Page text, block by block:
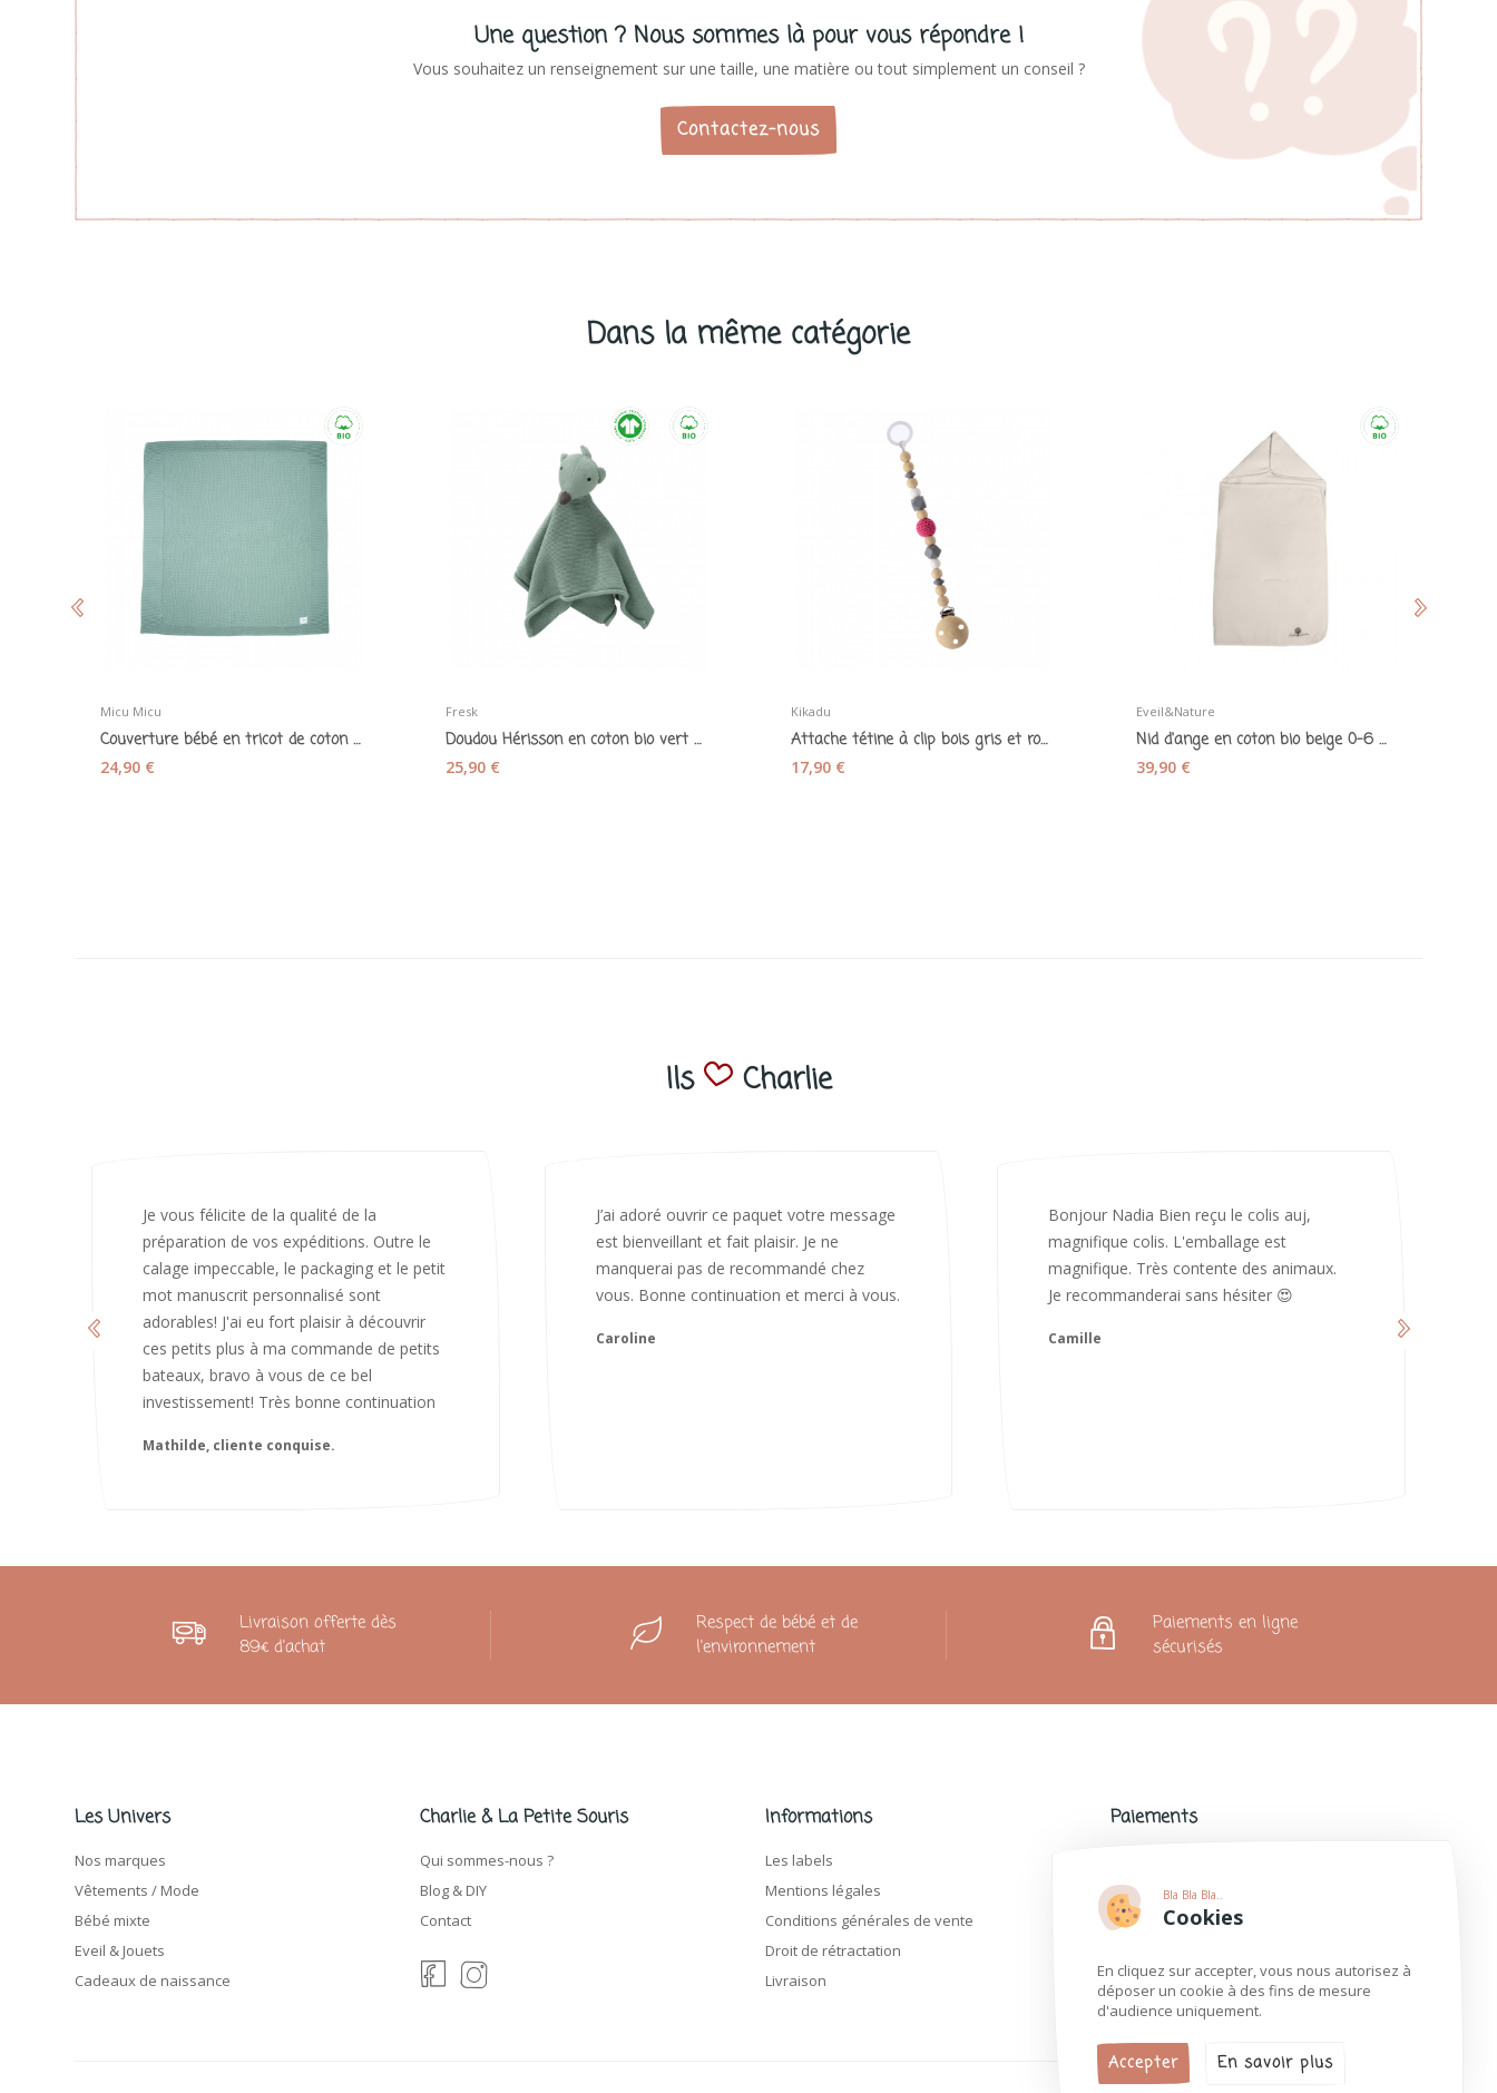
Bla Bla Bla..
Cookies
En cliquez sur accepter, vous nous autorisez à
déposer un cookie à des fins de mesure
d'audience uniquement.
Accepter En savoir plus
Une question ? Nous sommes là pour vous répondre !
Vous souhaitez un renseignement sur une taille, une matière ou tout simplement un conseil ?
Contactez-nous
Dans la même catégorie
Micu Micu
Couverture bébé en tricot de coton bio vert...
24,90 €
Fresk
Doudou Hérisson en coton bio vert sauge - Fresk
25,90 €
Kikadu
Attache tétine à clip bois gris et rose - Kikadu
17,90 €
Eveil&Nature
Nid d'ange en coton bio beige 0-6 mois -...
39,90 €
Ils Charlie
J’ai adoré ouvrir ce paquet votre message
est bienveillant et fait plaisir. Je ne
manquerai pas de recommandé chez
vous. Bonne continuation et merci à vous.
Bonjour Nadia Bien reçu le colis auj,
magnifique colis. L'emballage est
magnifique. Très contente des animaux.
Je recommanderai sans hésiter 😍
Camille
Merci infiniment, c’est magnifique 😍
d’avoir pris le temps de me répondre.
Nous sommes vraiment contents et
avons hâte de les utiliser 😄 bonne soirée
😍
Livraison offerte dès
89€ d'achat
Respect de bébé et de
l'environnement
Paiements en ligne
sécurisés
Les Univers
Nos marques
Vêtements / Mode
Bébé mixte
Eveil & Jouets
Cadeaux de naissance
Charlie & La Petite Souris
Qui sommes-nous ?
Blog & DIY
Contact
Informations
Les labels
Mentions légales
Conditions générales de vente
Droit de rétractation
Livraison
Paiements
modes de paiement populaires.
Plus d'informations